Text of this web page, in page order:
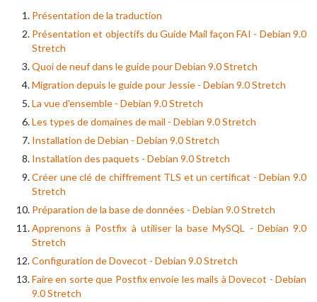
Présentation de la traduction
Présentation et objectifs du Guide Mail façon FAI - Debian 9.0
Stretch
Quoi de neuf dans le guide pour Debian 9.0 Stretch
Migration depuis le guide pour Jessie - Debian 9.0 Stretch
La vue d'ensemble - Debian 9.0 Stretch
Les types de domaines de mail - Debian 9.0 Stretch
Installation de Debian - Debian 9.0 Stretch
Installation des paquets - Debian 9.0 Stretch
Créer une clé de chiffrement TLS et un certificat - Debian 9.0
Stretch
Préparation de la base de données - Debian 9.0 Stretch
Apprenons à Postfix à utiliser la base MySQL - Debian 9.0
Stretch
Configuration de Dovecot - Debian 9.0 Stretch
Faire en sorte que Postfix envoie les mails à Dovecot - Debian
9.0 Stretch